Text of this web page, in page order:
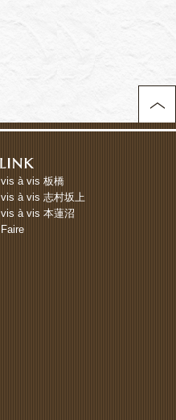
vis à vis 板橋
vis à vis 志村坂上
vis à vis 本蓮沼
Faire